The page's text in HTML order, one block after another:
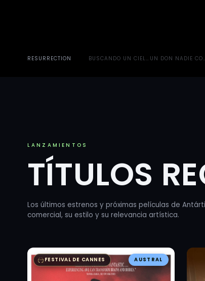
RESURRECTION BUSCANDO UN CIELO PARA RAMBO
UN DON NADIE
LANZAMIENTOS
TÍTULOS
Los últimos estrenos y próximas películas de
comercial, su estilo y su relevancia artística.
AUSTRAL
FESTIVAL DE CANNES